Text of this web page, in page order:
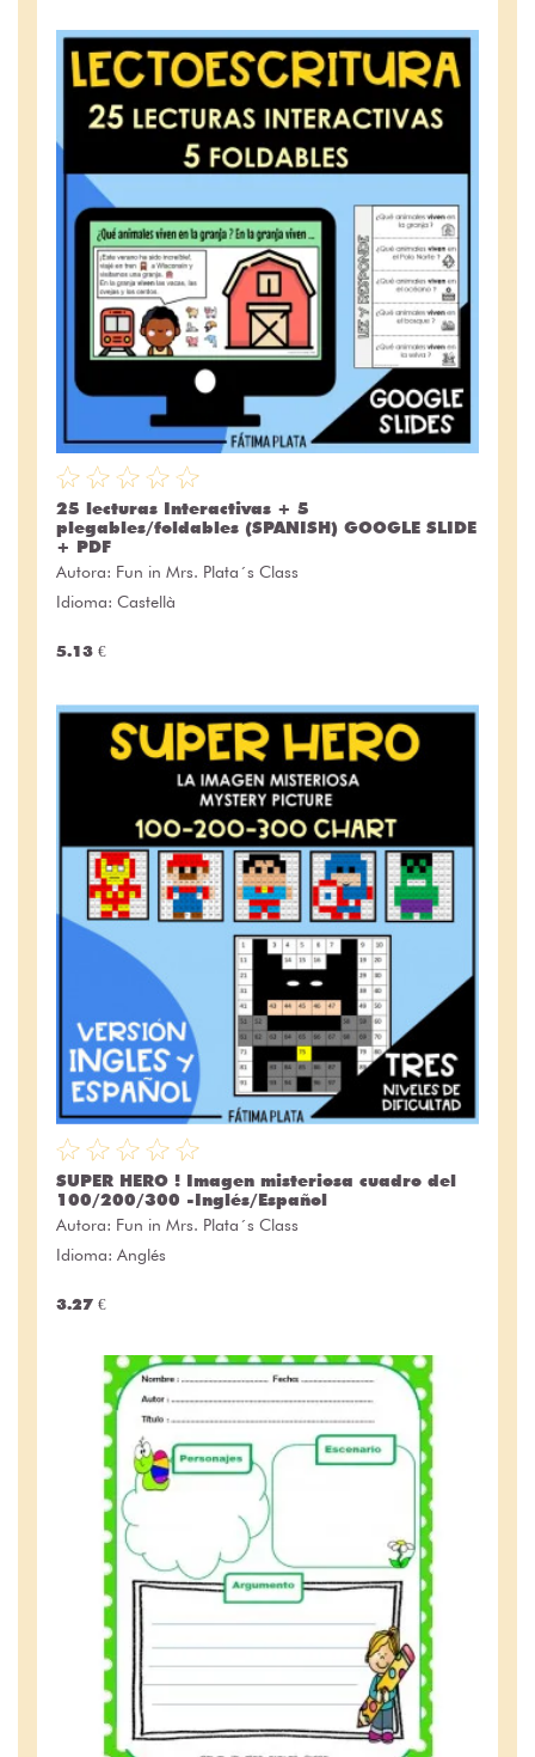
25 lecturas Interactivas + 5
plegables/foldables (SPANISH) GOOGLE SLIDE
+ PDF
Autora: Fun in Mrs. Plata´s Class
Idioma: Castellà
5.13 €
SUPER HERO ! Imagen misteriosa cuadro del
100/200/300 -Inglés/Español
Autora: Fun in Mrs. Plata´s Class
Idioma: Anglés
3.27 €